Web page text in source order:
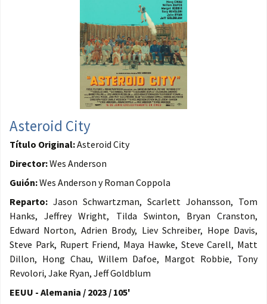
Asteroid City
Título Original:Asteroid City
Director:Wes Anderson
Guión:Wes Anderson y Roman Coppola
Reparto: Jason Schwartzman, Scarlett Johansson, Tom
Hanks, Jeffrey Wright, Tilda Swinton, Bryan Cranston,
Edward Norton, Adrien Brody, Liev Schreiber, Hope Davis,
Steve Park, Rupert Friend, Maya Hawke, Steve Carell, Matt
Dillon, Hong Chau, Willem Dafoe, Margot Robbie, Tony
Revolori, Jake Ryan, Jeff Goldblum
EEUU - Alemania / 2023 / 105'